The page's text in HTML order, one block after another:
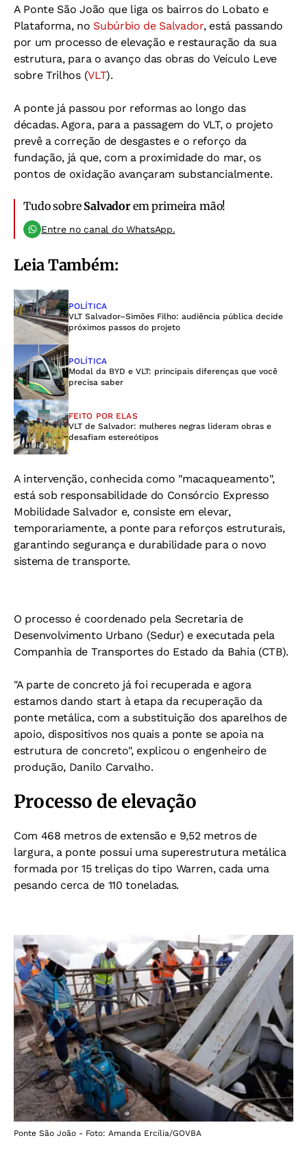
A Ponte São João que liga os bairros do Lobato e
Plataforma, no Subúrbio de Salvador, está passando
por um processo de elevação e restauração da sua
estrutura, para o avanço das obras do Veículo Leve
sobre Trilhos (VLT).
A ponte já passou por reformas ao longo das
décadas. Agora, para a passagem do VLT, o projeto
prevê a correção de desgastes e o reforço da
fundação, já que, com a proximidade do mar, os
pontos de oxidação avançaram substancialmente.
Tudo sobre Salvadorem primeira mão!
Entre no canal do WhatsApp.
Leia Também:
POLÍTICA
VLT Salvador–Simões Filho: audiência pública decide
próximos passos do projeto
POLÍTICA
Modal da BYD e VLT: principais diferenças que você
precisa saber
FEITO POR ELAS
VLT de Salvador: mulheres negras lideram obras e
desafiam estereótipos
A intervenção, conhecida como "macaqueamento",
está sob responsabilidade do Consórcio Expresso
Mobilidade Salvador e, consiste em elevar,
temporariamente, a ponte para reforços estruturais,
garantindo segurança e durabilidade para o novo
sistema de transporte.
O processo é coordenado pela Secretaria de
Desenvolvimento Urbano (Sedur) e executada pela
Companhia de Transportes do Estado da Bahia (CTB).
"A parte de concreto já foi recuperada e agora
estamos dando start à etapa da recuperação da
ponte metálica, com a substituição dos aparelhos de
apoio, dispositivos nos quais a ponte se apoia na
estrutura de concreto", explicou o engenheiro de
produção, Danilo Carvalho.
Processo de elevação
Com 468 metros de extensão e 9,52 metros de
largura, a ponte possui uma superestrutura metálica
formada por 15 treliças do tipo Warren, cada uma
pesando cerca de 110 toneladas.
Ponte São João - Foto: Amanda Ercília/GOVBA